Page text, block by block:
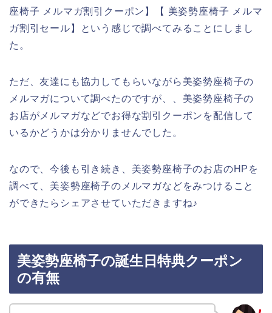
座椅子 メルマガ割引クーポン】【 美姿勢座椅子 メルマ
ガ割引セール】という感じで調べてみることにしまし
た。
ただ、友達にも協力してもらいながら美姿勢座椅子の
メルマガについて調べたのですが、、美姿勢座椅子の
お店がメルマガなどでお得な割引クーポンを配信して
いるかどうかは分かりませんでした。
なので、今後も引き続き、美姿勢座椅子のお店のHPを
調べて、美姿勢座椅子のメルマガなどをみつけること
ができたらシェアさせていただきますね♪
美姿勢座椅子の誕生日特典クーポン
の有無